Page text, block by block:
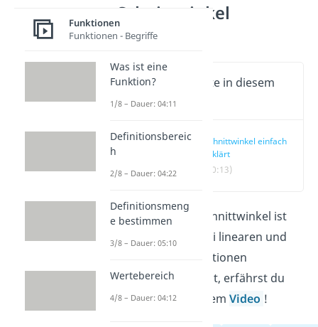
Schnittwinkel
berechnen
Wichtige Inhalte in diesem
Video
Schnittwinkel einfach
erklärt
(00:13)
Was genau ein Schnittwinkel ist
und wie du ihn bei linearen und
allgemeinen Funktionen
bestimmen kannst, erfährst du
hier und in unseremVideo !
Funktionen
Funktionen - Begriffe
Was ist eine
Funktion?
1/8 – Dauer: 04:11
Definitionsbereic
h
2/8 – Dauer: 04:22
Definitionsmeng
e bestimmen
3/8 – Dauer: 05:10
Wertebereich
4/8 – Dauer: 04:12